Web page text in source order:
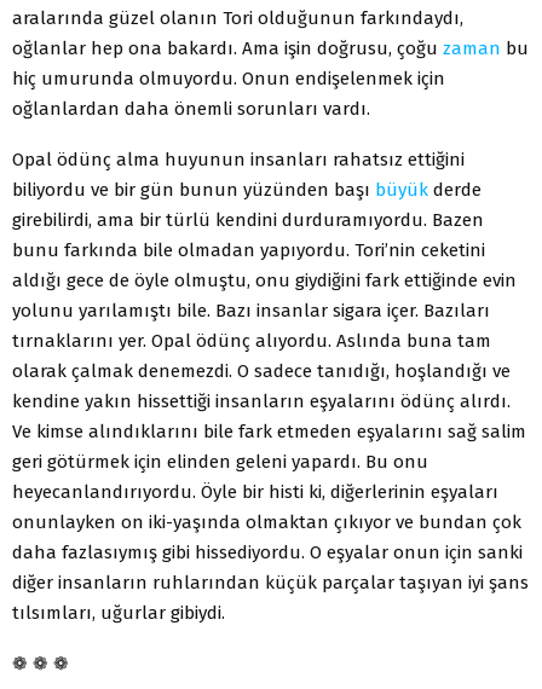
aralarında güzel olanın Tori olduğunun farkındaydı,
oğlanlar hep ona bakardı. Ama işin doğrusu, çoğu zaman bu
hiç umurunda olmuyordu. Onun endişelenmek için
oğlanlardan daha önemli sorunları vardı.
Opal ödünç alma huyunun insanları rahatsız ettiğini
biliyordu ve bir gün bunun yüzünden başı büyük derde
girebilirdi, ama bir türlü kendini durduramıyordu. Bazen
bunu farkında bile olmadan yapıyordu. Tori’nin ceketini
aldığı gece de öyle olmuştu, onu giydiğini fark ettiğinde evin
yolunu yarılamıştı bile. Bazı insanlar sigara içer. Bazıları
tırnaklarını yer. Opal ödünç alıyordu. Aslında buna tam
olarak çalmak denemezdi. O sadece tanıdığı, hoşlandığı ve
kendine yakın hissettiği insanların eşyalarını ödünç alırdı.
Ve kimse alındıklarını bile fark etmeden eşyalarını sağ salim
geri götürmek için elinden geleni yapardı. Bu onu
heyecanlandırıyordu. Öyle bir histi ki, diğerlerinin eşyaları
onunlayken on iki-yaşında olmaktan çıkıyor ve bundan çok
daha fazlasıymış gibi hissediyordu. O eşyalar onun için sanki
diğer insanların ruhlarından küçük parçalar taşıyan iyi şans
tılsımları, uğurlar gibiydi.
❁ ❁ ❁